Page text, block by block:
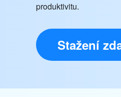
produktivitu.
Stažení